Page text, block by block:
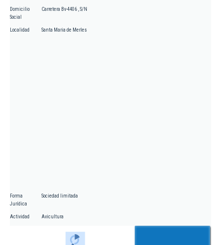
Domicilio
Social
Carretera Bv-4406 , S/N
Localidad Santa Maria de Merles
Forma
Jurídica
Sociedad limitada
Actividad Avicultura